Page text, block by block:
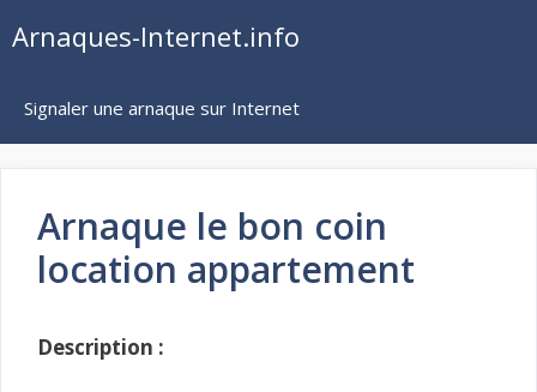
auArnaques-Internet.info
Signaler une arnaque sur Internet
Arnaque le bon coin
location appartement
Description :